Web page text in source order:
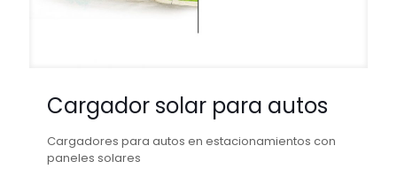
Cargador solar para autos
Cargadores para autos en estacionamientos con
paneles solares